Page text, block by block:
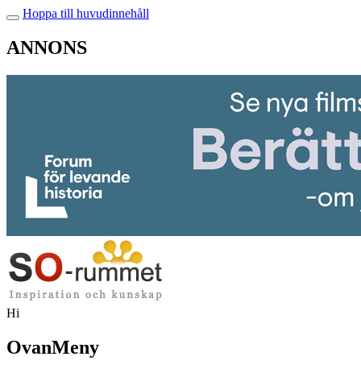
Hoppa till huvudinnehåll
ANNONS
Hi
OvanMeny